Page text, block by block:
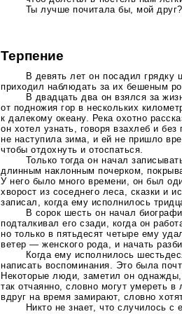
Ты лучше почитала бы, мой друг?
Терпение
В девять лет он посадил грядку
приходил наблюдать за их бешеным
В двадцать два он взялся за
от подножия гор в нескольких
к далекому океану. Река охотно
он хотел узнать, говоря взахлеб и без
не наступила зима, и ей не пришло
чтобы отдохнуть и отоспаться.
Только тогда он начал
длинным наклонным почерком,
У него было много времени, он был
хворост из соседнего леса, сказки и
записал, когда ему исполнилось
В сорок шесть он начал
подталкивал его сзади, когда он
но только в пятьдесят четыре ему
ветер — женского рода, и начать
Когда ему исполнилось
написать воспоминания. Это была
Некоторые люди, заметил он
так отчаянно, словно могут умереть
вдруг на время замирают, словно
Никто не знает, что случилось с